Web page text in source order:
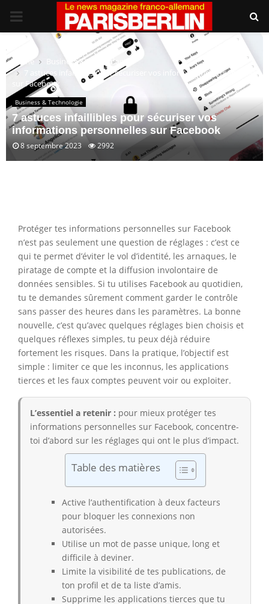
PRIMARY
MENU
Home
Business & Technologie
7 astuces infaillibles pour sécuriser vos informations personnelles
sur Facebook
Business & Technologie
7 astuces infaillibles pour sécuriser vos
informations personnelles sur Facebook
8 septembre 2023 2992
Protéger tes informations personnelles sur Facebook
n’est pas seulement une question de réglages : c’est ce
qui te permet d’éviter le vol d’identité, les arnaques, le
piratage de compte et la diffusion involontaire de
données sensibles. Si tu utilises Facebook au quotidien,
tu te demandes sûrement comment garder le contrôle
sans passer des heures dans les paramètres. La bonne
nouvelle, c’est qu’avec quelques réglages bien choisis et
quelques réflexes simples, tu peux déjà réduire
fortement les risques. Dans la pratique, l’objectif est
simple : limiter ce que les inconnus, les applications
tierces et les faux comptes peuvent voir ou exploiter.
L’essentiel a retenir : pour mieux protéger tes
informations personnelles sur Facebook, concentre-
toi d’abord sur les réglages qui ont le plus d’impact.
Table des matières
Active l’authentification à deux facteurs
pour bloquer les connexions non
autorisées.
Utilise un mot de passe unique, long et
difficile à deviner.
Limite la visibilité de tes publications, de
ton profil et de ta liste d’amis.
Supprime les applications tierces que tu